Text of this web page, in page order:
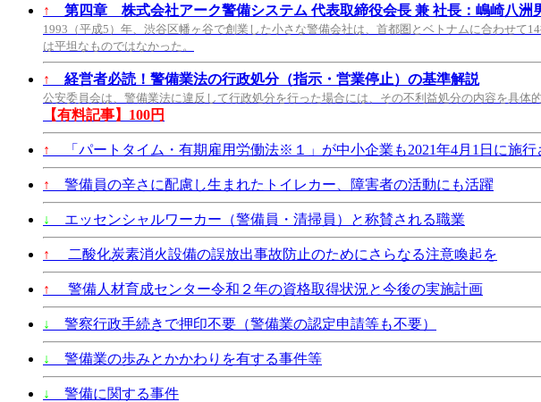
↑ 第四章 株式会社アーク警備システム 代表取締役会長 兼 社長：嶋崎八洲
1993（平成5）年、渋谷区幡ヶ谷で創業した小さな警備会社は、首都圏とベトナムに合わせて
は平坦なものではなかった。
↑ 経営者必読！警備業法の行政処分（指示・営業停止）の基準解説
公安委員会は、警備業法に違反して行政処分を行った場合には、その不利益処分の内容を具体
【有料記事】100円
↑ 「パートタイム・有期雇用労働法※１」が中小企業も2021年4月1日に施行
↑ 警備員の辛さに配慮し生まれたトイレカー、障害者の活動にも活躍
↓ エッセンシャルワーカー（警備員・清掃員）と称賛される職業
↑ 二酸化炭素消火設備の誤放出事故防止のためにさらなる注意喚起を
↑ 警備人材育成センター令和２年の資格取得状況と今後の実施計画
↓ 警察行政手続きで押印不要（警備業の認定申請等も不要）
↓ 警備業の歩みとかかわりを有する事件等
↓ 警備に関する事件